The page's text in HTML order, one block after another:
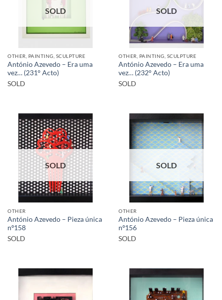
SOLD
OTHER, PAINTING, SCULPTURE
António Azevedo – Era uma
vez… (231° Acto)
SOLD
SOLD
OTHER, PAINTING, SCULPTURE
António Azevedo – Era uma
vez… (232° Acto)
SOLD
SOLD
OTHER
António Azevedo – Pieza única
nº158
SOLD
SOLD
OTHER
António Azevedo – Pieza única
nº156
SOLD